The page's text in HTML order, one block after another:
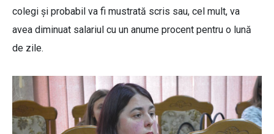
colegi și probabil va fi mustrată scris sau, cel mult, va
avea diminuat salariul cu un anume procent pentru o lună
de zile.